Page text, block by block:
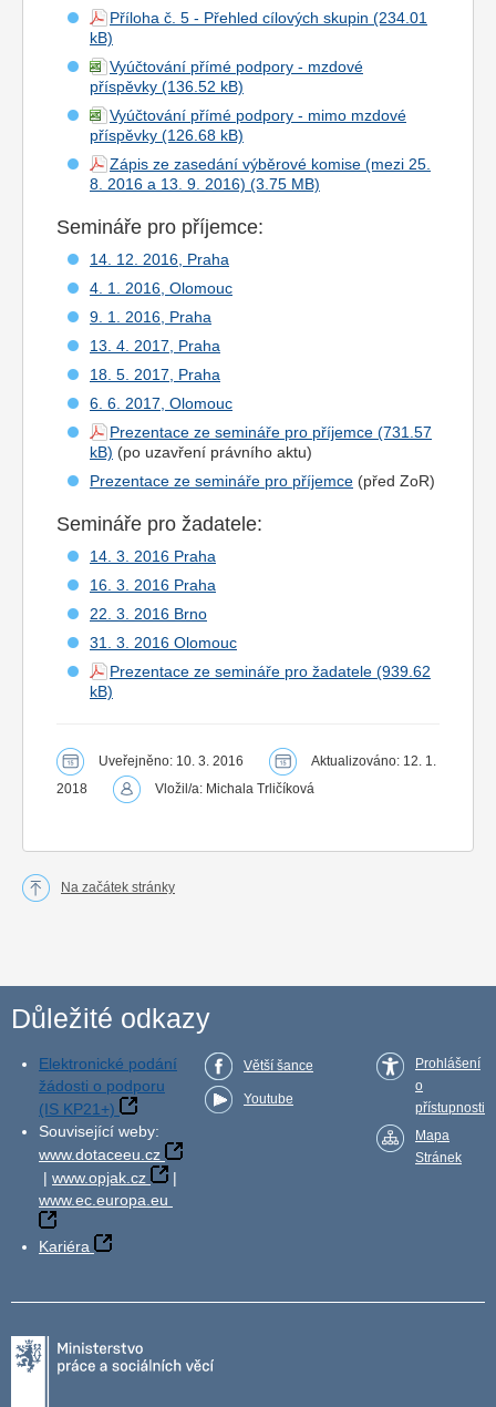
Příloha č. 5 - Přehled cílových skupin
Vyúčtování přímé podpory - mzdové
příspěvky
Vyúčtování přímé podpory - mimo mzdové
příspěvky
Zápis ze zasedání výběrové komise (mezi 25.
8. 2016 a 13. 9. 2016)
Semináře pro příjemce:
14. 12. 2016, Praha
4. 1. 2016, Olomouc
9. 1. 2016, Praha
13. 4. 2017, Praha
18. 5. 2017, Praha
6. 6. 2017, Olomouc
Prezentace ze semináře pro příjemce
(po uzavření právního aktu)
Prezentace ze semináře pro příjemce (před ZoR)
Semináře pro žadatele:
14. 3. 2016 Praha
16. 3. 2016 Praha
22. 3. 2016 Brno
31. 3. 2016 Olomouc
Prezentace ze semináře pro žadatele
Uveřejněno: 10. 3. 2016
Aktualizováno: 12. 1.
2018
Vložil/a: Michala Trličíková
Na začátek stránky
Důležité odkazy
Elektronické podání
žádosti o podporu
(IS KP21+)
Související weby:
www.dotaceeu.cz
| www.opjak.cz
|
www.ec.europa.eu
Kariéra
Větší šance
Youtube
Prohlášení
o
přístupnosti
Mapa
Stránek